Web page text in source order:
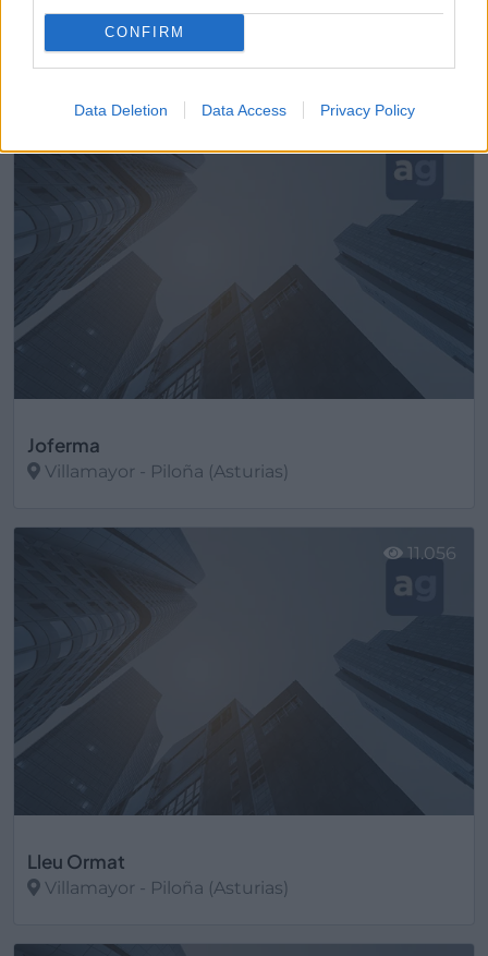
CONFIRM
Data Deletion Data Access Privacy Policy
General de Juguetes
Villamayor - Piloña (Asturias)
Ver más
Joferma
Villamayor - Piloña (Asturias)
Lleu Ormat
Villamayor - Piloña (Asturias)
11.056